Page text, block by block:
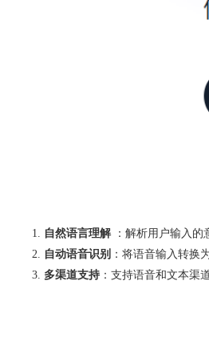
自然语言理解 ：解析用户输入的
自动语音识别 ：将语音输入转换
多渠道支持 ：支持语音和文本渠